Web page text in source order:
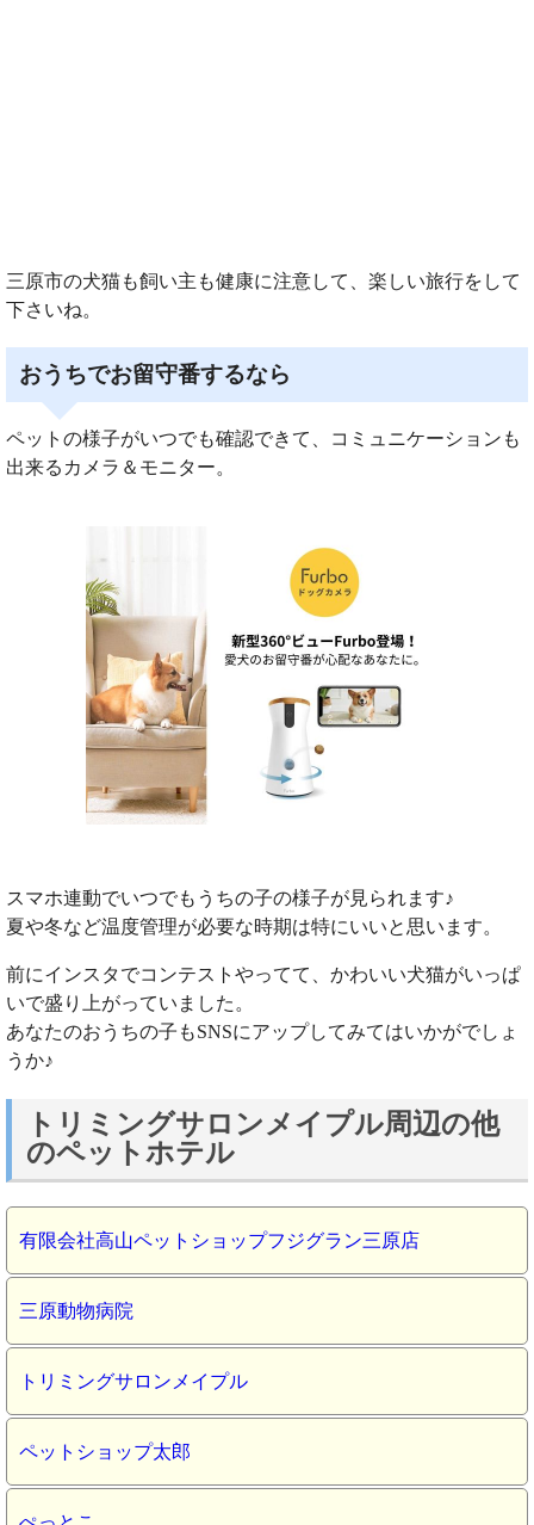
三原市の犬猫も飼い主も健康に注意して、楽しい旅行をして
下さいね。
おうちでお留守番するなら
ペットの様子がいつでも確認できて、コミュニケーションも
出来るカメラ＆モニター。
スマホ連動でいつでもうちの子の様子が見られます♪
夏や冬など温度管理が必要な時期は特にいいと思います。
前にインスタでコンテストやってて、かわいい犬猫がいっぱ
いで盛り上がっていました。
あなたのおうちの子もSNSにアップしてみてはいかがでしょ
うか♪
トリミングサロンメイプル周辺の他
のペットホテル
有限会社高山ペットショップフジグラン三原店
三原動物病院
トリミングサロンメイプル
ペットショップ太郎